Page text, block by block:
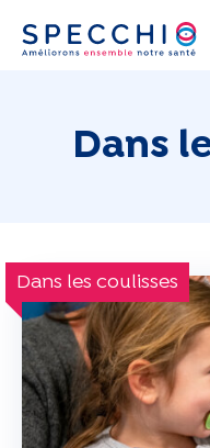
Dans
Dans les coulisses